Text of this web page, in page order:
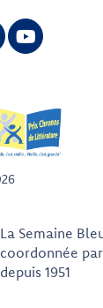
La Semaine
coordonnée
depuis 1951